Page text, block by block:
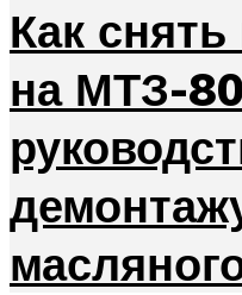
Как
на МТЗ-